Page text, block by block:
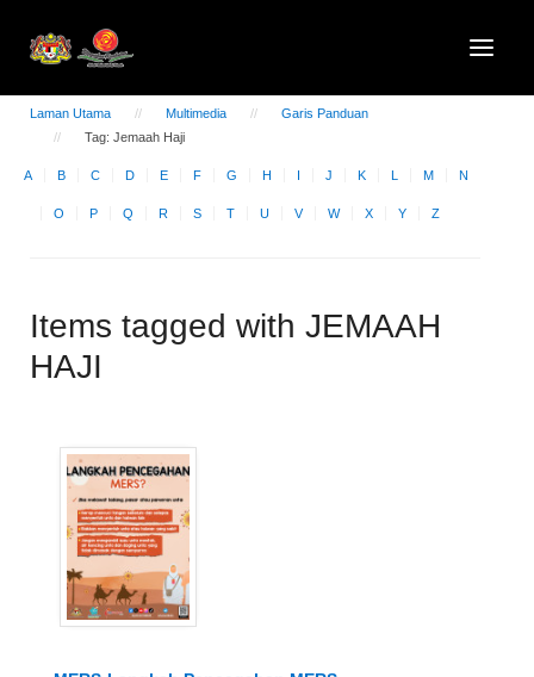
Laman Utama Multimedia
Garis Panduan
Tag: Jemaah Haji
A B C D E F G H I J K L M N
O P Q R S T U V W X Y Z
Items tagged with JEMAAH
HAJI